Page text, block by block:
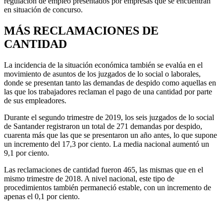
en situación de concurso.
MÁS RECLAMACIONES DE
CANTIDAD
La incidencia de la situación económica también se evalúa en el
movimiento de asuntos de los juzgados de lo social o laborales,
donde se presentan tanto las demandas de despido como aquellas en
las que los trabajadores reclaman el pago de una cantidad por parte
de sus empleadores.
Durante el segundo trimestre de 2019, los seis juzgados de lo social
de Santander registraron un total de 271 demandas por despido,
cuarenta más que las que se presentaron un año antes, lo que supone
un incremento del 17,3 por ciento. La media nacional aumentó un
9,1 por ciento.
Las reclamaciones de cantidad fueron 465, las mismas que en el
mismo trimestre de 2018. A nivel nacional, este tipo de
procedimientos también permaneció estable, con un incremento de
apenas el 0,1 por ciento.